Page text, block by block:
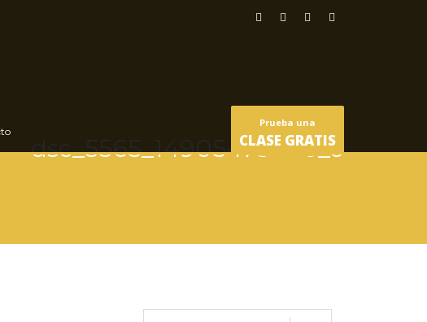
Prueba una
CLASE GRATIS
dsc_5565_14905478680_o